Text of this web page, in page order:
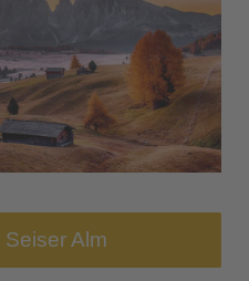
Seiser Alm